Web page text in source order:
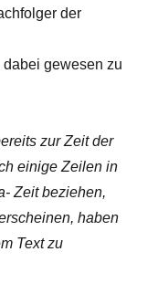
der
dabei gewesen zu
zur Zeit der
einige Zeilen in
Zeit beziehen,
haben
Text zu